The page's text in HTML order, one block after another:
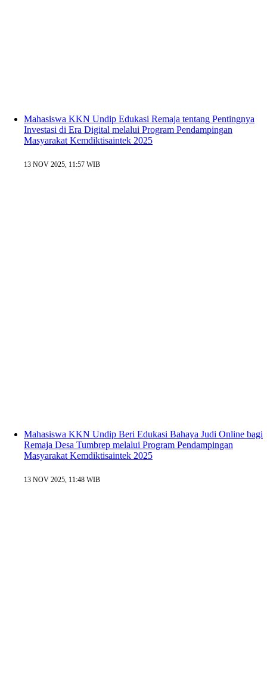
Mahasiswa KKN Undip Edukasi Remaja tentang Pentingnya
Investasi di Era Digital melalui Program Pendampingan
Masyarakat Kemdiktisaintek 2025
13 NOV 2025, 11:57 WIB
Mahasiswa KKN Undip Beri Edukasi Bahaya Judi Online bagi
Remaja Desa Tumbrep melalui Program Pendampingan
Masyarakat Kemdiktisaintek 2025
13 NOV 2025, 11:48 WIB